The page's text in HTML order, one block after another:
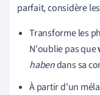
parfait, considère
Transforme les
N'oublie pas que
habendans sa
À partir d'un